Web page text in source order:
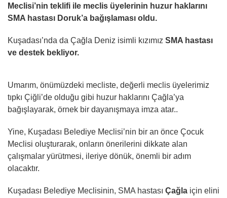
Meclisi’nin teklifi ile meclis üyelerinin huzur haklarını
SMA hastası Doruk’a bağışlaması oldu.
Kuşadası’nda da Çağla Deniz isimli kızımız SMA hastası
ve destek bekliyor.
Umarım, önümüzdeki mecliste, değerli meclis üyelerimiz
tıpkı Çiğli’de olduğu gibi huzur haklarını Çağla’ya
bağışlayarak, örnek bir dayanışmaya imza atar..
Yine, Kuşadası Belediye Meclisi’nin bir an önce Çocuk
Meclisi oluşturarak, onların önerilerini dikkate alan
çalışmalar yürütmesi, ileriye dönük, önemli bir adım
olacaktır.
Kuşadası Belediye Meclisinin, SMA hastası Çağla için elini